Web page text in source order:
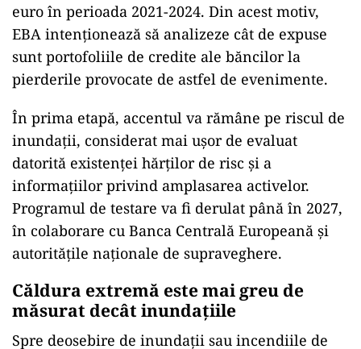
euro în perioada 2021-2024. Din acest motiv,
EBA intenționează să analizeze cât de expuse
sunt portofoliile de credite ale băncilor la
pierderile provocate de astfel de evenimente.
În prima etapă, accentul va rămâne pe riscul de
inundații, considerat mai ușor de evaluat
datorită existenței hărților de risc și a
informațiilor privind amplasarea activelor.
Programul de testare va fi derulat până în 2027,
în colaborare cu Banca Centrală Europeană și
autoritățile naționale de supraveghere.
Căldura extremă este mai greu de
măsurat decât inundațiile
Spre deosebire de inundații sau incendiile de